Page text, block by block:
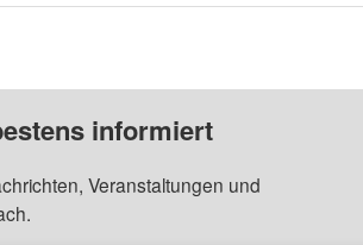
informiert
Veranstaltungen und